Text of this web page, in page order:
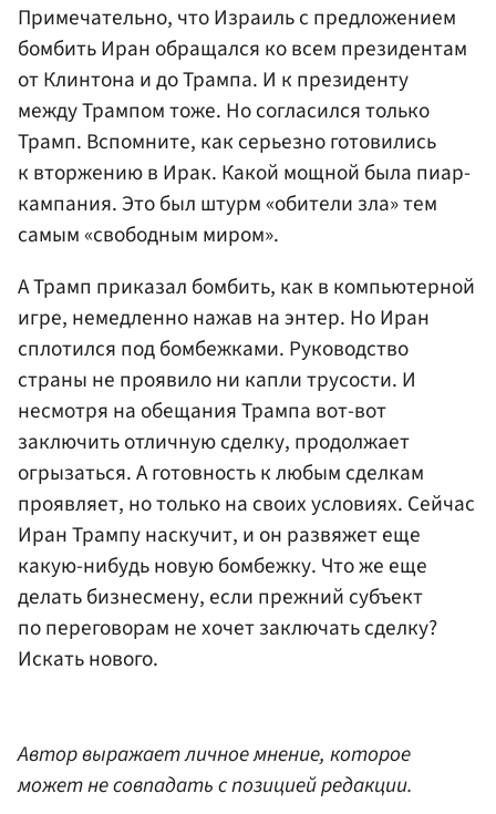
Примечательно, что Израиль с предложением
бомбить Иран обращался ко всем президентам
от Клинтона и до Трампа. И к президенту
между Трампом тоже. Но согласился только
Трамп. Вспомните, как серьезно готовились
к вторжению в Ирак. Какой мощной была пиар-
кампания. Это был штурм «обители зла» тем
самым «свободным миром».
А Трамп приказал бомбить, как в компьютерной
игре, немедленно нажав на энтер. Но Иран
сплотился под бомбежками. Руководство
страны не проявило ни капли трусости. И
несмотря на обещания Трампа вот-вот
заключить отличную сделку, продолжает
огрызаться. А готовность к любым сделкам
проявляет, но только на своих условиях. Сейчас
Иран Трампу наскучит, и он развяжет еще
какую-нибудь новую бомбежку. Что же еще
делать бизнесмену, если прежний субъект
по переговорам не хочет заключать сделку?
Искать нового.
Автор выражает личное мнение, которое
может не совпадать с позицией редакции.